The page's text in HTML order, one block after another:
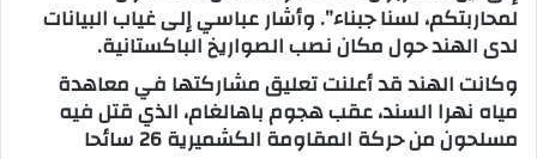
ت
ر
و
ن
ي
لمحاربتكم، لسنا جبناء”. وأشار عباسي إلى غياب البيانات
لدى الهند حول مكان نصب الصواريخ الباكستانية.
وكانت الهند قد أعلنت تعليق مشاركتها في معاهدة
مياه نهرا السند، عقب هجوم باهالغام، الذي قتل فيه
مسلحون من حركة المقاومة الكشميرية 26 سائحا